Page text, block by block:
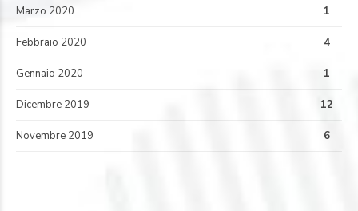
Marzo 2020 1
Febbraio 2020 4
Gennaio 2020 1
Dicembre 2019 12
Novembre 2019 6